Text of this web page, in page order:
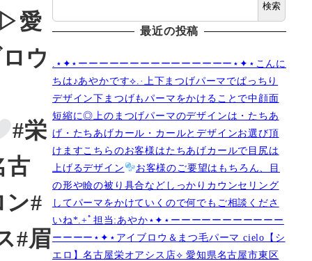
愛
ウ
#栄
古
ン#
#眉
検索
最近の投稿
.⋆✦⋆ーーーーーーーーーーーーーーー⋆✦⋆こんに
ちは♪あやかです︎⟡.·上下まつげパーマでぱっちり
デザイン下まつげもパーマをかけることで中顔面
短縮に◎上のまつげパーマのデザインは・たちあ
げ・たちあげカール・カールとデザインお選び頂
けますこちらのお客様はたちあげカールで目尻は
上げるデザイン
お客様のご要望はもちろん、目
の形や瞼の被り具合などしっかりカウンセリング
してパーマをかけていくので何でもご相談くださ
いね︎︎︎*.+ﾟ担当:あやか⋆✦⋆ーーーーーーーーーーー
ーーーー⋆✦⋆アイブロウ＆まつ毛パーマ cielo【シ
エロ】名古屋栄オアシス店︎︎⟡ 愛知県名古屋市東区